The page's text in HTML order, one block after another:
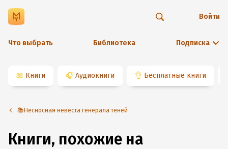
Что выбрать Библиотека Подписка
Войти
📖 Книги 🎧 Аудиокниги 👌 Бесплатные книги
📚Несносная невеста генерала теней
Книги, похожие на